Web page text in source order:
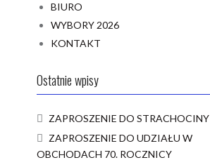
BIURO
WYBORY 2026
KONTAKT
Ostatnie wpisy
ZAPROSZENIE DO STRACHOCINY
ZAPROSZENIE DO UDZIAŁU W
OBCHODACH 70. ROCZNICY